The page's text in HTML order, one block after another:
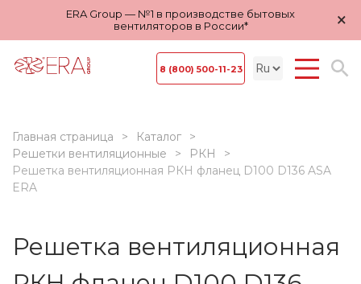
ERA Group — №1 в производстве бытовых
вентиляторов в России*
×
8 (800) 500-11-23
Главная страница
Каталог
Решетки вентиляционные
РКН
Решетка вентиляционная РКН фланец D100 D136 ASA
ERA
Решетка вентиляционная